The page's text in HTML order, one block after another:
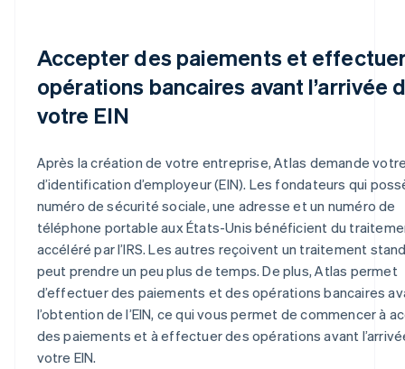
Accepter des paiements et
opérations bancaires avant l’arrivée
votre EIN
Après la création de votre entreprise, Atlas demande
d’identification d’employeur (EIN). Les fondateurs qui
numéro de sécurité sociale, une adresse et un numéro de
téléphone portable aux États-Unis bénéficient du
accéléré par l’IRS. Les autres reçoivent un traitement
peut prendre un peu plus de temps. De plus, Atlas permet
d’effectuer des paiements et des opérations bancaires
l’obtention de l’EIN, ce qui vous permet de commencer à
des paiements et à effectuer des opérations avant
votre EIN.